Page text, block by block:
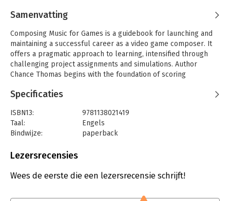
Samenvatting
Composing Music for Games is a guidebook for launching and
maintaining a successful career as a video game composer. It
offers a pragmatic approach to learning, intensified through
challenging project assignments and simulations. Author
Chance Thomas begins with the foundation of scoring
serially through core methodologies specific to video game
technique, technology and business, which are all necessary
components for a successful career as a video game
composer.
Specificaties
ISBN13:
9781138021419
Taal:
Engels
Bindwijze:
paperback
Uitgever:
Lezersrecensies
Wees de eerste die een lezersrecensie schrijft!